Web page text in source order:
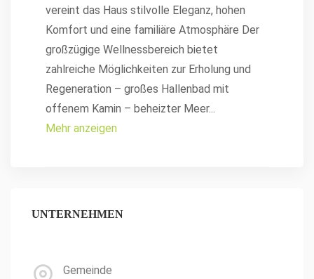
vereint das Haus stilvolle Eleganz, hohen
Komfort und eine familiäre Atmosphäre Der
großzügige Wellnessbereich bietet
zahlreiche Möglichkeiten zur Erholung und
Regeneration – großes Hallenbad mit
offenem Kamin – beheizter Meer...
Mehr anzeigen
UNTERNEHMEN
Gemeinde